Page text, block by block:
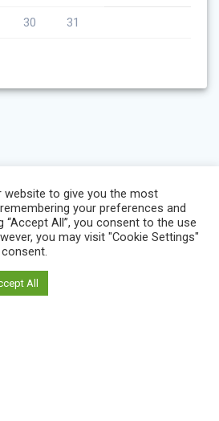
30 31
website to give you the most
your preferences and
“Accept All”, you consent to the use
you may visit "Cookie Settings"
All